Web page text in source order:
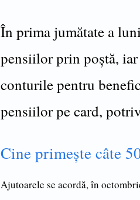
În prima jumătate a
pensiilor prin poștă,
conturile pentru
pensiilor pe card,
Cine primește câte
Ajutoarele se acordă, în